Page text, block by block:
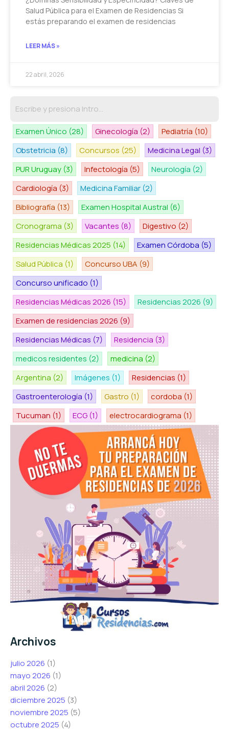
Salud Pública para el Examen de Residencias Si
estás preparando el examen de residencias
LEER MÁS »
22 abril, 2026
Examen Único (28) Ginecología (2) Pediatría (10)
Obstetricia (8) Concursos (25) Medicina Legal (3)
PUR Uruguay (3) Infectología (5) Neurología (2)
Cardiología (3) Medicina Familiar (2)
Bibliografía (13) Examen Hospital Austral (6)
Cronograma (3) Vacantes (8) Digestivo (2)
Residencias Médicas 2025 (14) Examen Córdoba (5)
Salud Pública (1) Concurso UBA (9)
Concurso unificado (1)
Residencias Médicas 2026 (15) Residencias 2026 (9)
Examen de residencias 2026 (9)
Residencias Médicas (7) Residencia (3)
medicos residentes (2) medicina (2)
Argentina (2) Imágenes (1) Residencias (1)
Gastroenterología (1) Gastro (1) cordoba (1)
Tucuman (1) ECG (1) electrocardiograma (1)
Archivos
julio 2026 (1)
mayo 2026 (1)
abril 2026 (2)
diciembre 2025 (3)
noviembre 2025 (5)
octubre 2025 (4)